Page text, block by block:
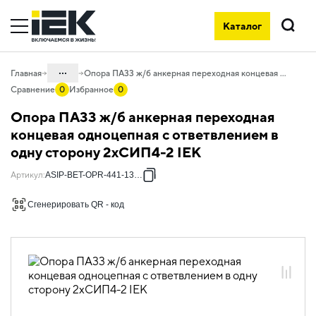
Каталог
Поиск
Главная ...
55.01 Типовые решения для
55.01.01.09 Анкерные переходные
Опора ПА33 ж/б анкерная переходная концевая одноцепная с ответвлением в одну сторону 2хСИП4-2 IEK
Сравнение 0 Избранное 0
Опора ПА33 ж/б анкерная переходная
концевая одноцепная с ответвлением в
одну сторону 2хСИП4-2 IEK
Артикул:ASIP-BET-OPR-441-13-09
Сгенерировать QR - код